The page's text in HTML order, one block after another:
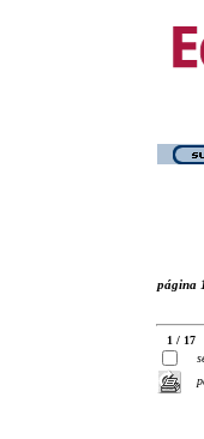
página
1 / 17